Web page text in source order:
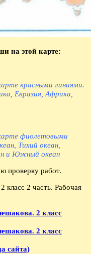
на этой карте:
красными линиями.
Евразия, Африка,
фиолетовыми
Тихий океан,
и Южный океан
проверку работ.
2 класс
2 класс
сайта)